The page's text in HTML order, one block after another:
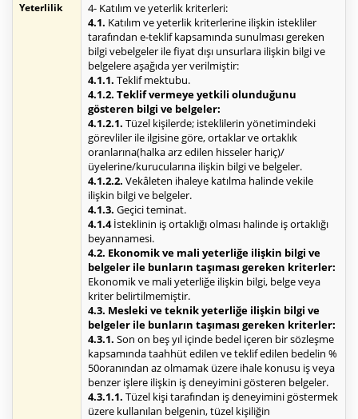
Yeterlilik
4- Katılım ve yeterlik kriterleri:
4.1. Katılım ve yeterlik kriterlerine ilişkin istekliler
tarafından e-teklif kapsamında sunulması gereken
bilgi vebelgeler ile fiyat dışı unsurlara ilişkin bilgi ve
belgelere aşağıda yer verilmiştir:
4.1.1. Teklif mektubu.
4.1.2. Teklif vermeye yetkili olunduğunu
gösteren bilgi ve belgeler:
4.1.2.1. Tüzel kişilerde; isteklilerin yönetimindeki
görevliler ile ilgisine göre, ortaklar ve ortaklık
oranlarına(halka arz edilen hisseler hariç)/
üyelerine/kurucularına ilişkin bilgi ve belgeler.
4.1.2.2. Vekâleten ihaleye katılma halinde vekile
ilişkin bilgi ve belgeler.
4.1.3. Geçici teminat.
4.1.4İsteklinin iş ortaklığı olması halinde iş ortaklığı
beyannamesi.
4.2. Ekonomik ve mali yeterliğe ilişkin bilgi ve
belgeler ile bunların taşıması gereken kriterler:
Ekonomik ve mali yeterliğe ilişkin bilgi, belge veya
kriter belirtilmemiştir.
4.3. Mesleki ve teknik yeterliğe ilişkin bilgi ve
belgeler ile bunların taşıması gereken kriterler:
4.3.1. Son on beş yıl içinde bedel içeren bir sözleşme
kapsamında taahhüt edilen ve teklif edilen bedelin %
50oranından az olmamak üzere ihale konusu iş veya
benzer işlere ilişkin iş deneyimini gösteren belgeler.
4.3.1.1. Tüzel kişi tarafından iş deneyimini göstermek
üzere kullanılan belgenin, tüzel kişiliğin